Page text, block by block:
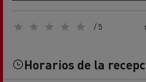
/ 5
Horarios de la